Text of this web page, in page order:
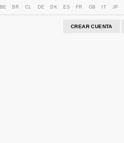
BE BR CL DE DK ES FR GB IT JP
CREAR CUENTA